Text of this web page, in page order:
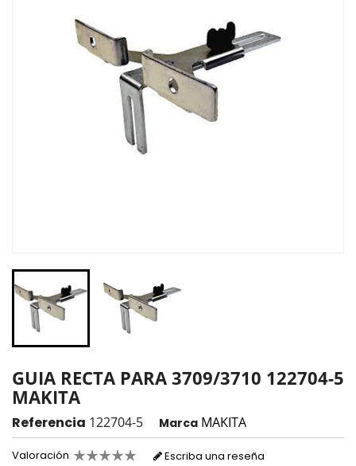
GUIA RECTA PARA 3709/3710 122704-5
MAKITA
Referencia 122704-5 Marca MAKITA
Valoración Escriba una reseña